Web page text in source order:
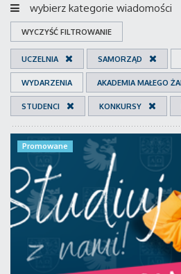
wybierz kategorie wiadomości
WYCZYŚĆ FILTROWANIE
UCZELNIA SAMORZĄD
WYDARZENIA AKADEMIA MAŁEGO
STUDENCI KONKURSY
Promowane